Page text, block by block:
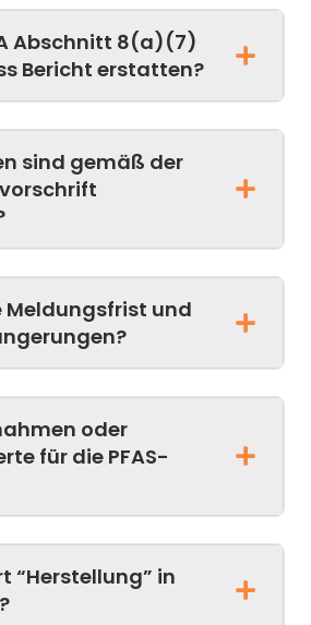
Abschnitt 8(a)(7)
Bericht erstatten?
sind gemäß der
Meldungsfrist und
oder
für die PFAS-
“Herstellung” in